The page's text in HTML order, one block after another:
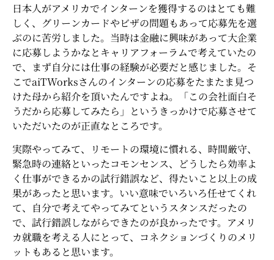
日本人がアメリカでインターンを獲得するのはとても難
しく、グリーンカードやビザの問題もあって応募先を選
ぶのに苦労しました。当時は金融に興味があって大企業
に応募しようかなとキャリアフォーラムで考えていたの
で、まず自分には仕事の経験が必要だと感じました。そ
こでaiTWorksさんのインターンの応募をたまたま見つ
けた母から紹介を頂いたんですよね。「この会社面白そ
うだから応募してみたら」というきっかけで応募させて
いただいたのが正直なところです。
実際やってみて、リモートの環境に慣れる、時間厳守、
緊急時の連絡といったコモンセンス、どうしたら効率よ
く仕事ができるかの試行錯誤など、得たいこと以上の成
果があったと思います。いい意味でいろいろ任せてくれ
て、自分で考えてやってみてというスタンスだったの
で、試行錯誤しながらできたのが良かったです。アメリ
カ就職を考える人にとって、コネクションづくりのメリ
ットもあると思います。